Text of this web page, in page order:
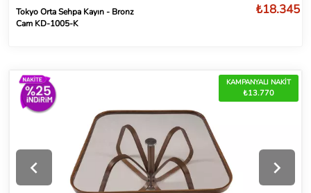
Tokyo Orta Sehpa Kayın - Bronz
Cam KD-1005-K
₺18.345
KAMPANYALI NAKİT
₺13.770